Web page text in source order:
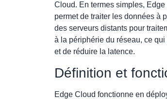
Cloud. En termes simples,
permet de traiter les données à
des serveurs distants pour
à la périphérie du réseau, ce
et de réduire la latence.
Définition et
Edge Cloud fonctionne en